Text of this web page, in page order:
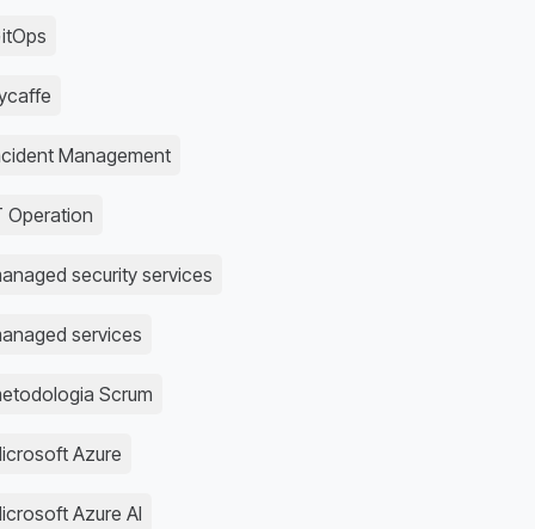
Management
Operation
security services
services
Scrum
Azure
Azure AI